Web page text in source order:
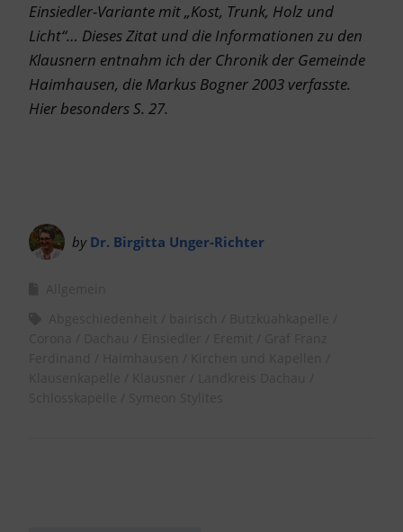
Einsiedler-Variante mit „Kost, Trunk, Holz und
Licht“… Dieses Zitat und die Informationen zu den
Klausnern entnahm ich der Chronik der Gemeinde
Haimhausen, die Markus Bogner 2003 verfasste.
Hier besonders S. 27.
by Dr. Birgitta Unger-Richter